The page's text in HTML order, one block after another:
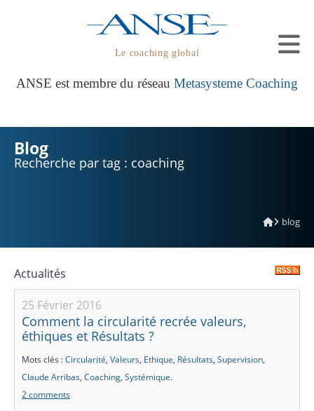
Le coaching global
ANSE est membre du réseau Metasysteme Coaching
Blog
Recherche par tag : coaching
blog
Actualités
25 Février 2016
Comment la circularité recrée valeurs,
éthiques et Résultats ?
Mots clés :Circularité, Valeurs, Ethique, Résultats, Supervision,
Claude Arribas, Coaching, Systémique.
2 comments